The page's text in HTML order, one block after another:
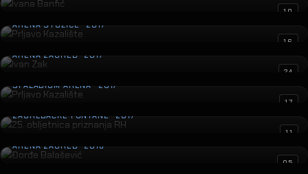
10
Prljavo Kazalište
ARENA STOŽICE · 2017
16
Ivan Zak
ARENA ZAGREB · 2017
24
Prljavo Kazalište
SPALADIUM ARENA · 2017
17
25. obljetnica priznanja RH
ZAGREBAČKE FONTANE · 2017
11
Đorđe Balašević
ARENA ZAGREB · 2016
05
Gibonni